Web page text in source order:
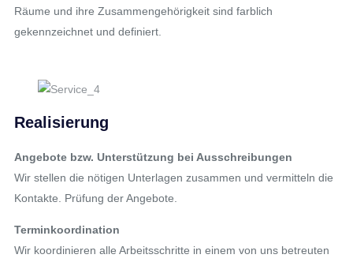
Räume und ihre Zusammengehörigkeit sind farblich
gekennzeichnet und definiert.
Realisierung
Angebote bzw. Unterstützung bei Ausschreibungen
Wir stellen die nötigen Unterlagen zusammen und vermitteln die
Kontakte. Prüfung der Angebote.
Terminkoordination
Wir koordinieren alle Arbeitsschritte in einem von uns betreuten